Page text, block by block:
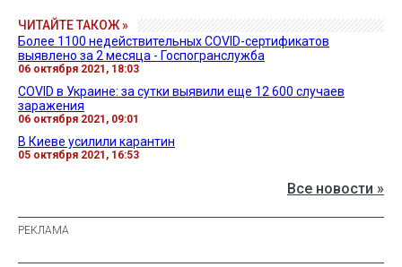
ЧИТАЙТЕ ТАКОЖ »
Более 1100 недействительных COVID-сертификатов
выявлено за 2 месяца - Госпогранслужба
06 октября 2021, 18:03
COVID в Украине: за сутки выявили еще 12 600 случаев
заражения
06 октября 2021, 09:01
В Киеве усилили карантин
05 октября 2021, 16:53
Все новости »